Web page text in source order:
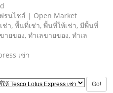
รนไชส์ | Open Market
า, พื้นที่เช่า, พื้นที่ให้เช่า, มีพื้นที่
ยของ, ทําเลขายของ, ทำเล
เช่า